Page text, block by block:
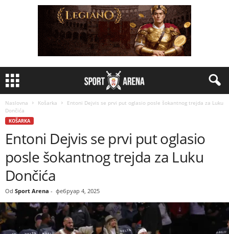
Naslovna Košarka
Entoni Dejvis se prvi put oglasio posle šokantnog trejda za Luku
Dončića
KOŠARKA
Entoni Dejvis se prvi put oglasio
posle šokantnog trejda za Luku
Dončića
Od Sport Arena - фебруар 4, 2025